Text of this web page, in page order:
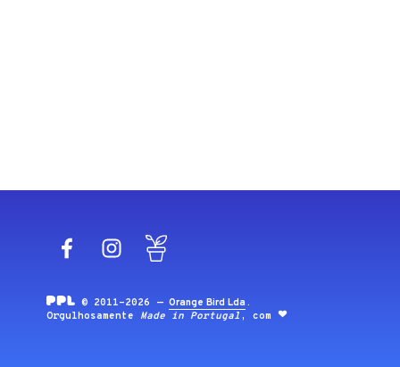
FacebookInstagram
© 2011-2026 —Orange Bird Lda .
Orgulhosamente Made in Portugal , com